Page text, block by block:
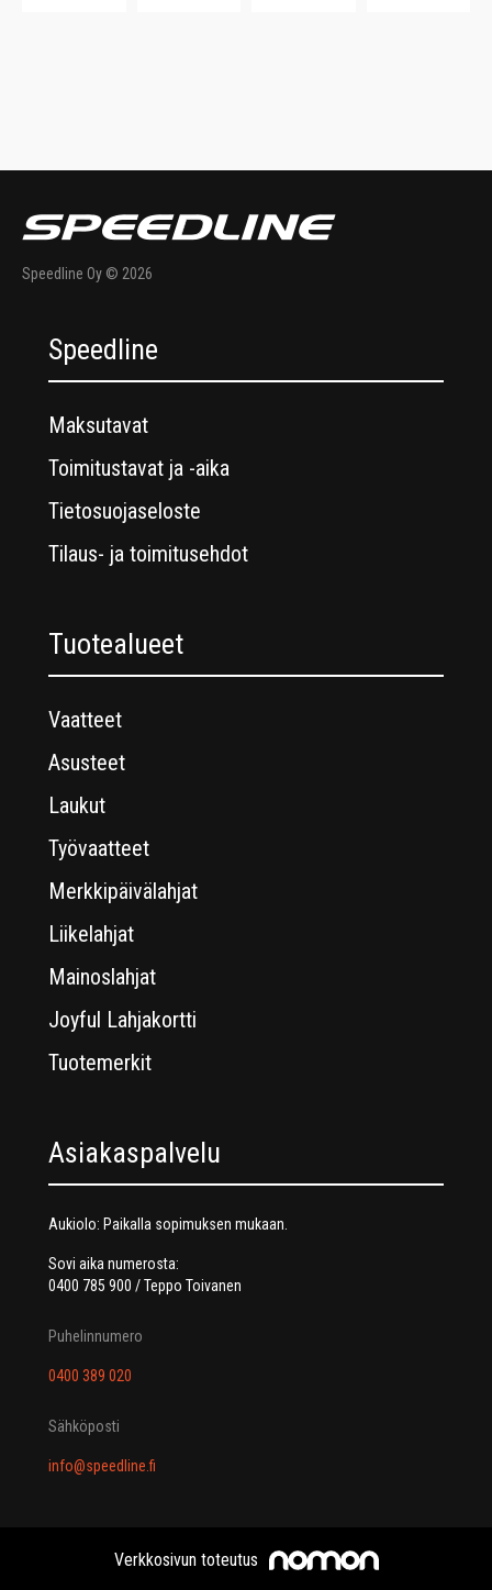
Speedline Oy © 2026
Speedline
Maksutavat
Toimitustavat ja -aika
Tietosuojaseloste
Tilaus- ja toimitusehdot
Tuotealueet
Vaatteet
Asusteet
Laukut
Työvaatteet
Merkkipäivälahjat
Liikelahjat
Mainoslahjat
Joyful Lahjakortti
Tuotemerkit
Asiakaspalvelu
Aukiolo: Paikalla sopimuksen mukaan.
Sovi aika numerosta:
0400 785 900 / Teppo Toivanen
Puhelinnumero
0400 389 020
Sähköposti
info@speedline.fi
Verkkosivun toteutus